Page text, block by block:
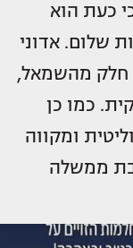
כעת הוא
שלום. אדוני
חלק מהשמאל,
כמו כן
ומקווה
ממשלה